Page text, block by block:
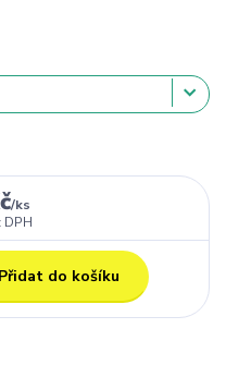
/ks
DPH
Přidat do košíku